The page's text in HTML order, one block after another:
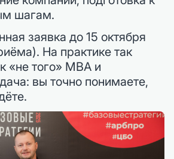
шагам.
заявка до 15 октября
На практике так
«не того» MBA и
вы точно понимаете,